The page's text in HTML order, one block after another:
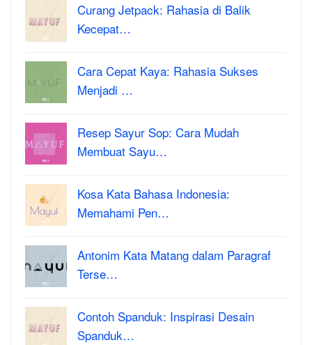
Curang Jetpack: Rahasia di Balik
Kecepat…
Cara Cepat Kaya: Rahasia Sukses
Menjadi …
Resep Sayur Sop: Cara Mudah
Membuat Sayu…
Kosa Kata Bahasa Indonesia:
Memahami Pen…
Antonim Kata Matang dalam Paragraf
Terse…
Contoh Spanduk: Inspirasi Desain
Spanduk…